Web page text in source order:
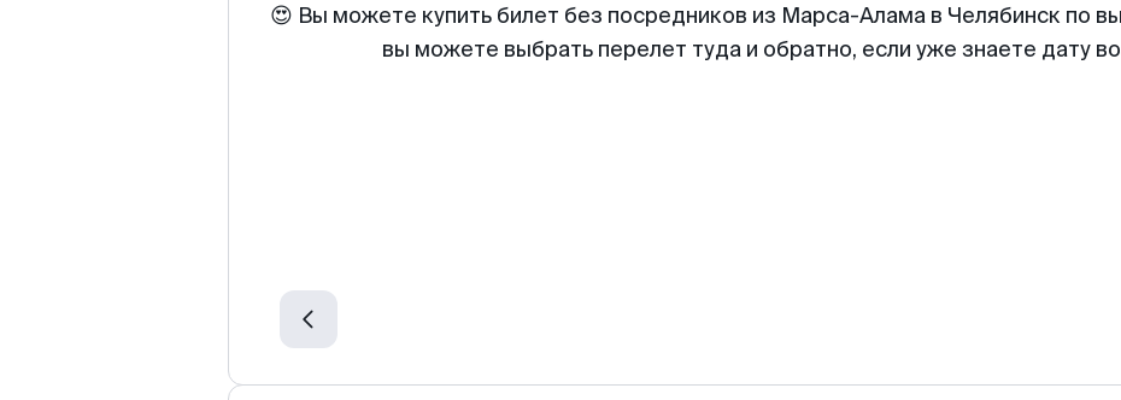
😍 Вы можете купить билет без посредников из Марса-Алама в Челябинск по
вы можете выбрать перелет туда и обратно, если уже знаете дату